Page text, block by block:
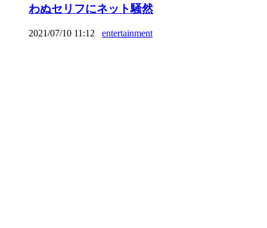
わぬセリフにネット騒然
2021/07/10 11:12 entertainment